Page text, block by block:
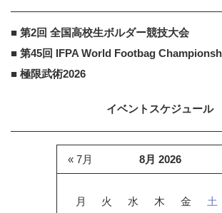
■ 第2回 全国高校生ボルダー競技大会
■ 第45回 IFPA World Footbag
■ 極限武術2026
イベントスケジュール
8月 2026
月 火 水 木 金 土
« 7月